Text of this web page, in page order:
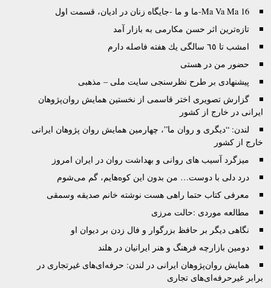
Ma Va Ma 16-ما و ما -جایگاه‌ زنان در ادیان، قسمت اول
تازه‌ترین اثر حسن مکارمی به بازار آمد
امشب تا ٦٥ سالگى يك هفته فاصله دارم
حضور من در هستی
پیشنهادی بر طرح نظرسنجی سایت ملی – مذهبی
گزارش تصويری اختر قاسمی از نخستين همايش روان‌پژوهان
ايرانی در خارج از کشور
لندن: “دیگری و روان ما”، چهارمین همایش روان پژوهان ایرانی
خارج از کشور
ميزگرد آسيب های روانی و بهداشت روان در ايران امروز
درد دلی با دوست… من بدون اين کوه‌هايم، گم می‌شوم
معرفی کتاب حتما راهی هست نوشته خانم صدیقه وسمقی
مطالعه موردی :حالت مرزی
نگاهی دیگر بر حافظ بزرگوار و فال زدن بر دیوان او
دومین بازارچه فرهنگ و هنر ایرانیان در هلند
همایش روان‌پژوهان ایرانی در لندن: حرفه‌ای‌های غیرتجاری در
برابر غیرحرفه‌ای‌های تجاری